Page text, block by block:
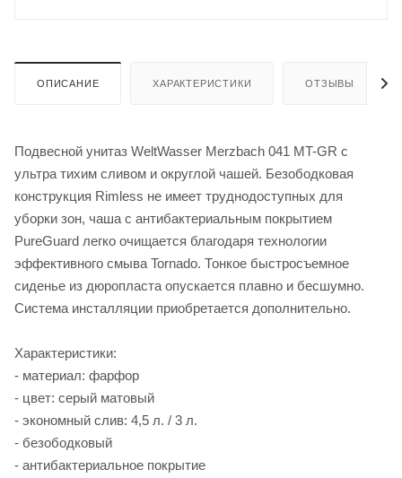
ОПИСАНИЕ ХАРАКТЕРИСТИКИ ОТЗЫВЫ
Подвесной унитаз WeltWasser Merzbach 041 MT-GR с
ультра тихим сливом и округлой чашей. Безободковая
конструкция Rimless не имеет труднодоступных для
уборки зон, чаша с антибактериальным покрытием
PureGuard легко очищается благодаря технологии
эффективного смыва Tornado. Тонкое быстросъемное
сиденье из дюропласта опускается плавно и бесшумно.
Система инсталляции приобретается дополнительно.
Характеристики:
- материал: фарфор
- цвет: серый матовый
- экономный слив: 4,5 л. / 3 л.
- безободковый
- антибактериальное покрытие